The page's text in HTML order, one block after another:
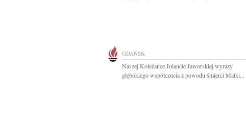
GDAŃSK
Naszej Koleżance Jolancie Jaworskiej wyrazy
głębokiego współczucia z powodu śmierci Matki...